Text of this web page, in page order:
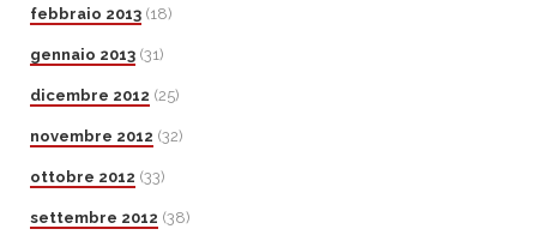
febbraio 2013 (18)
gennaio 2013 (31)
dicembre 2012 (25)
novembre 2012 (32)
ottobre 2012 (33)
settembre 2012 (38)